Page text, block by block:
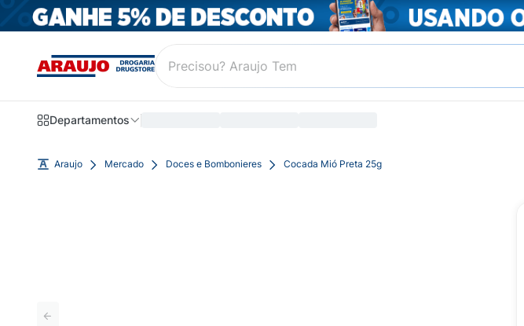
Departamentos
Araujo Mercado Doces e Bombonieres Cocada Mió Preta 25g